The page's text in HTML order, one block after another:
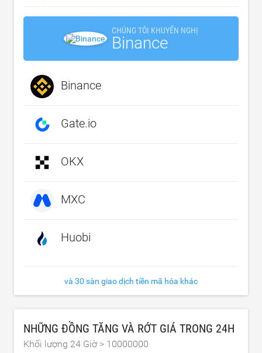
CHÚNG TÔI KHUYẾN NGHỊ
Binance
Binance
Gate.io
OKX
MXC
Huobi
và 30 sàn giao dịch tiền mã hóa khác
NHỮNG ĐỒNG TĂNG VÀ RỚT GIÁ TRONG 24H
Khối lượng 24 Giờ > 10000000